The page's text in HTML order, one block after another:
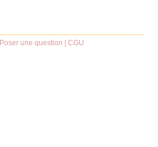
Poser une question |CGU